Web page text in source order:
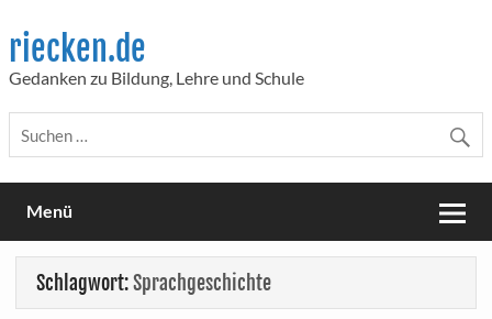
content
riecken.de
Gedanken zu Bildung, Lehre und Schule
Menü
Schlagwort:Sprachgeschichte